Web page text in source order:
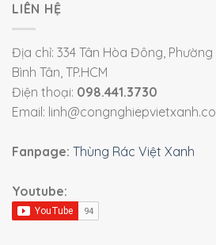
LIÊN HỆ
Địa chỉ: 334 Tân Hòa Đông,
Bình Tân, TP.HCM
Điện thoại: 098.441.3730
Email:
Fanpage: Thùng Rác Việt Xanh
Youtube: